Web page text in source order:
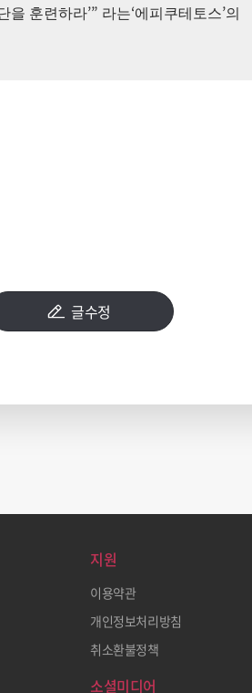
을 훈련하라’” 라는‘에피쿠테토스’의
글수정
지원
이용약관
개인정보처리방침
취소환불정책
소셜미디어